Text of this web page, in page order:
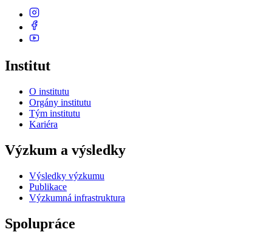
Institut
O institutu
Orgány institutu
Tým institutu
Kariéra
Výzkum a výsledky
Výsledky výzkumu
Publikace
Výzkumná infrastruktura
Spolupráce